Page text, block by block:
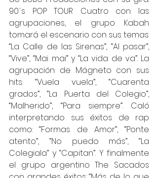
90´s POP TOUR Cuatro con las
agrupaciones, el grupo Kabah
tomará el escenario con sus temas:
“La Calle de las Sirenas”, “Al pasar”,
“Vive”, “Mai mai” y “La vida de va”. La
agrupación de Mágneto con sus
hits: “Vuela vuela”, “Cuarenta
grados”, “La Puerta del Colegio”,
“Malherido”, “Para siempre”. Caló
interpretando sus éxitos de rap
como: “Formas de Amor”, “Ponte
atento”, “No puedo más”, “La
Colegiala” y “Capitan”. Y finalmente
el grupo argentino The Sacados